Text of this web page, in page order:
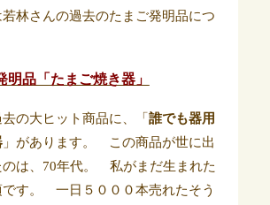
林さんの過去のたまご発明品につ
品「たまご焼き器」
の大ヒット商品に、「 誰でも器用
」があります。 この商品が世に出
のは、70年代。 私がまだ生まれた
です。 一日５０００本売れたそう